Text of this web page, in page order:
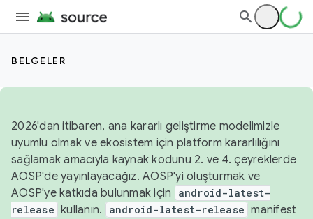
BELGELER
2026'dan itibaren, ana kararlı geliştirme modelimizle
uyumlu olmak ve ekosistem için platform kararlılığını
sağlamak amacıyla kaynak kodunu 2. ve 4. çeyreklerde
AOSP'de yayınlayacağız. AOSP'yi oluşturmak ve
AOSP'ye katkıda bulunmak için
android-latest-
release kullanın. android-latest-release manifest